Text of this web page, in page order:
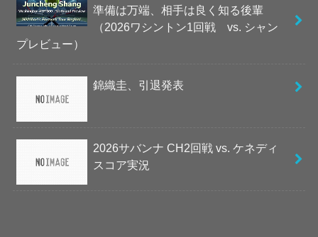
準備は万端、相手は良く知る後輩
（2026ワシントン1回戦 vs. シャン
プレビュー）
錦織圭、引退発表
2026サバンナ CH2回戦 vs. ケネディ
スコア実況